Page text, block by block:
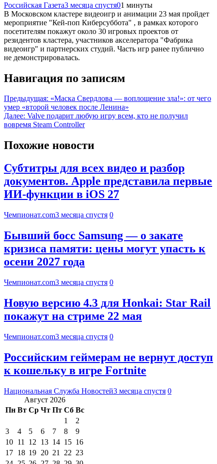
Российская Газета3 месяца спустя01 минуты
В Московском кластере видеоигр и анимации 23 мая пройдет
мероприятие "Кей-поп Киберсуббота" , в рамках которого
посетителям покажут около 30 игровых проектов от
резидентов кластера, участников акселератора "Фабрика
видеоигр" и партнерских студий. Часть игр ранее публично
не демонстрировалась.
Навигация по записям
Предыдущая: «Маска Свердлова — воплощение зла!»: от чего
умер «второй человек после Ленина»
Далее: Valve подарит любую игру всем, кто не получил
вовремя Steam Controller
Похожие новости
Субтитры для всех видео и разбор
документов. Apple представила первые
ИИ-функции в iOS 27
Чемпионат.com3 месяца спустя 0
Бывший босс Samsung — о закате
кризиса памяти: цены могут упасть к
осени 2027 года
Чемпионат.com3 месяца спустя 0
Новую версию 4.3 для Honkai: Star Rail
покажут на стриме 22 мая
Чемпионат.com3 месяца спустя 0
Российским геймерам не вернут доступ
к кошельку в игре Fortnite
Национальная Служба Новостей3 месяца спустя 0
Август 2026
Пн Вт Ср Чт Пт Сб Вс
1
2
3
4 5 6 7 8
9
10 11 12 13 14 15 16
17 18 19 20 21 22 23